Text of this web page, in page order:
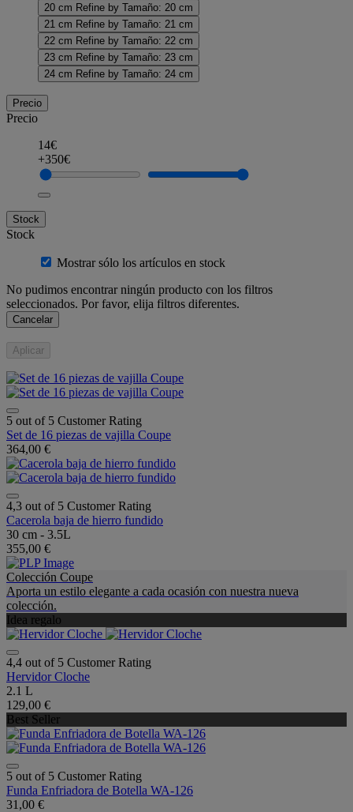
20 cm Refine by Tamaño: 20 cm
21 cm Refine by Tamaño: 21 cm
22 cm Refine by Tamaño: 22 cm
23 cm Refine by Tamaño: 23 cm
24 cm Refine by Tamaño: 24 cm
Precio
Precio
14€
+350€
Stock
Stock
Mostrar sólo los artículos en stock
No pudimos encontrar ningún producto con los filtros
seleccionados. Por favor, elija filtros diferentes.
Cancelar
Aplicar
5 out of 5 Customer Rating
Set de 16 piezas de vajilla Coupe
364,00 €
4,3 out of 5 Customer Rating
Cacerola baja de hierro fundido
30 cm - 3.5L
355,00 €
Colección Coupe
Aporta un estilo elegante a cada ocasión con nuestra nueva
colección.
Idea regalo
4,4 out of 5 Customer Rating
Hervidor Cloche
2.1 L
129,00 €
Best Seller
5 out of 5 Customer Rating
Funda Enfriadora de Botella WA-126
31,00 €